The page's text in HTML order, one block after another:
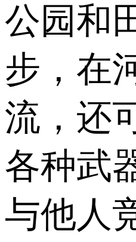
公园和
步，在
流，还
各种武
与他人